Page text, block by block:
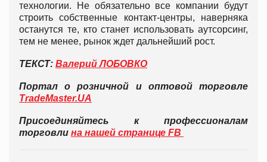
технологии. Не обязательно все компании будут
строить собственные контакт-центры, наверняка
останутся те, кто станет использовать аутсорсинг,
тем не менее, рынок ждет дальнейший рост.
ТЕКСТ: Валерий ЛОБОВКО
Портал о розничной и оптовой торговле
TradeMaster.UA
Присоединяйтесь к профессионалам
торговли на нашей странице FB